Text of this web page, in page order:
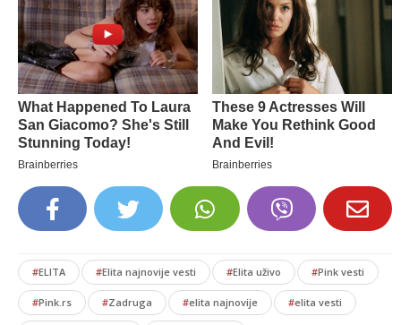
#ELITA #Elita najnovije vesti #Elita uživo #Pink vesti
#Pink.rs #Zadruga #elita najnovije #elita vesti